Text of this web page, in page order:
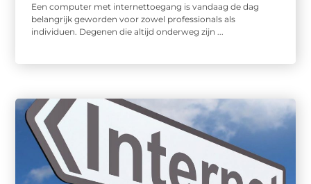
Een computer met internettoegang is vandaag de dag
belangrijk geworden voor zowel professionals als
individuen. Degenen die altijd onderweg zijn ...